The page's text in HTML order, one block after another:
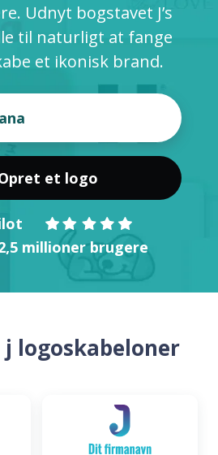
LOG IND
Udnyt bogstavet J’s
til naturligt at fange
et ikonisk brand.
et logo
millioner brugere
logoskabeloner